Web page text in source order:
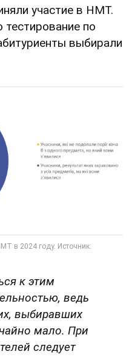
участие в НМТ.
тестирование по
выбирали
к этим
ведь
выбиравших
мало. При
следует